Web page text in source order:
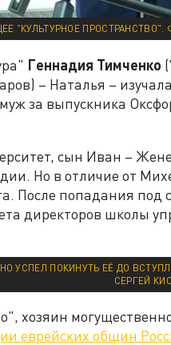
"КУЛЬТУРНОЕ ПРОСТРАНСТВО".
Геннадия Тимченко
– Наталья –
за выпускника
сын Иван –
Но в отличие от
После попадания под
директоров школы
УСПЕЛ ПОКИНУТЬ ЕЁ ДО
СЕРГЕЙ
хозяин
еврейских общин